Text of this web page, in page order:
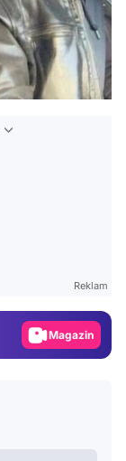
Reklam
Video